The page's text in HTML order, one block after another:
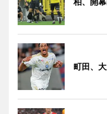
町田、